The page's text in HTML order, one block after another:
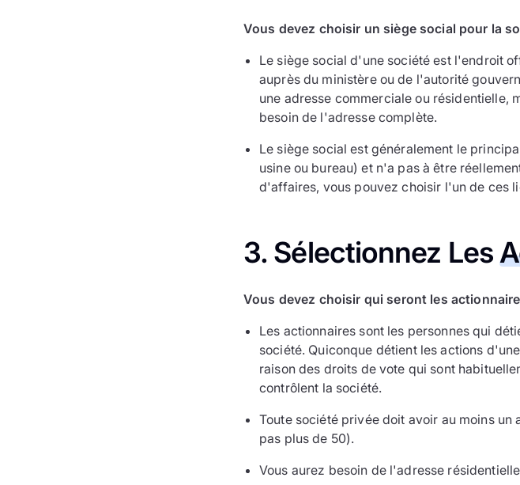
Vous devez choisir un siège social pour la
Le siège social d'une société est l'endroit
auprès du ministère ou de l'autorité
une adresse commerciale ou résidentielle,
besoin de l'adresse complète.
Le siège social est généralement le
usine ou bureau) et n'a pas à être
d'affaires, vous pouvez choisir l'un de ces
3. Sélectionnez Les
Vous devez choisir qui seront les
Les actionnaires sont les personnes qui
société. Quiconque détient les actions
raison des droits de vote qui sont
contrôlent la société.
Toute société privée doit avoir au moins
pas plus de 50).
Vous aurez besoin de l'adresse